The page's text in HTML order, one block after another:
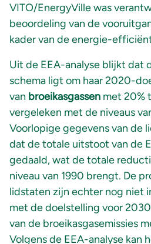
VITO/EnergyVille was
beoordeling van de
kader van de energie-
Uit de EEA-analyse blijkt dat
schema ligt om haar 2020-
van broeikasgassen met 20%
vergeleken met de niveaus
Voorlopige gegevens van de
dat de totale uitstoot van de
gedaald, wat de totale
niveau van 1990 brengt. De
lidstaten zijn echter nog niet
met de doelstelling voor
van de broeikasgasemissies
Volgens de EEA-analyse kan